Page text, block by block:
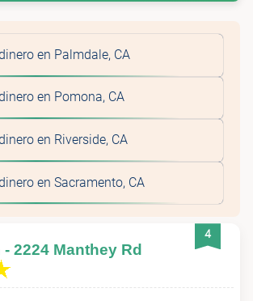
en Palmdale, CA
en Pomona, CA
en Riverside, CA
en Sacramento, CA
4
2224 Manthey Rd